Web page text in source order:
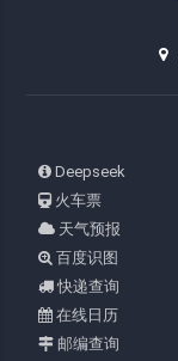
Deepseek
火车票
天气预报
百度识图
快递查询
在线日历
邮编查询